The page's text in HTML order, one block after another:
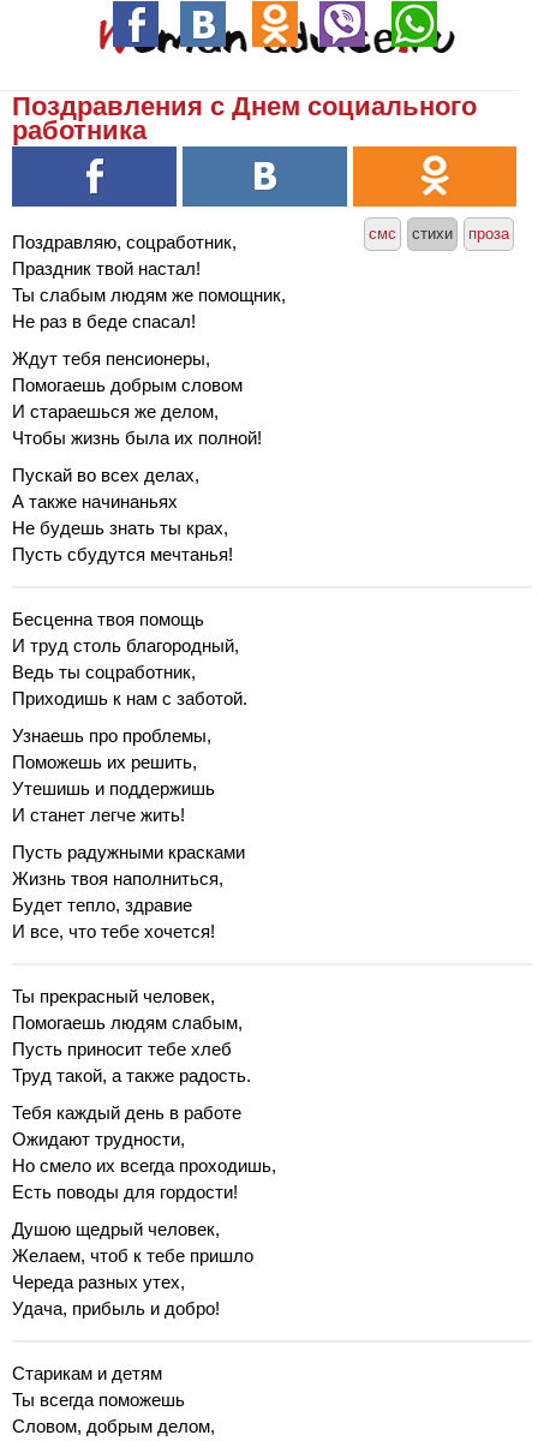
Поздравления с Днем социального
работника
смс стихи проза
Поздравляю, соцработник,
Праздник твой настал!
Ты слабым людям же помощник,
Не раз в беде спасал!
Ждут тебя пенсионеры,
Помогаешь добрым словом
И стараешься же делом,
Чтобы жизнь была их полной!
Пускай во всех делах,
А также начинаньях
Не будешь знать ты крах,
Пусть сбудутся мечтанья!
Бесценна твоя помощь
И труд столь благородный,
Ведь ты соцработник,
Приходишь к нам с заботой.
Узнаешь про проблемы,
Поможешь их решить,
Утешишь и поддержишь
И станет легче жить!
Пусть радужными красками
Жизнь твоя наполниться,
Будет тепло, здравие
И все, что тебе хочется!
Ты прекрасный человек,
Помогаешь людям слабым,
Пусть приносит тебе хлеб
Труд такой, а также радость.
Тебя каждый день в работе
Ожидают трудности,
Но смело их всегда проходишь,
Есть поводы для гордости!
Душою щедрый человек,
Желаем, чтоб к тебе пришло
Череда разных утех,
Удача, прибыль и добро!
Старикам и детям
Ты всегда поможешь
Словом, добрым делом,